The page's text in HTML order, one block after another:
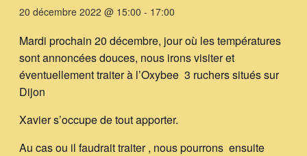
20 décembre 2022 @ 15:00 - 17:00
Mardi prochain 20 décembre, jour où les températures
sont annoncées douces, nous irons visiter et
éventuellement traiter à l’Oxybee 3 ruchers situés sur
Dijon
Xavier s’occupe de tout apporter.
Au cas ou il faudrait traiter , nous pourrons ensuite